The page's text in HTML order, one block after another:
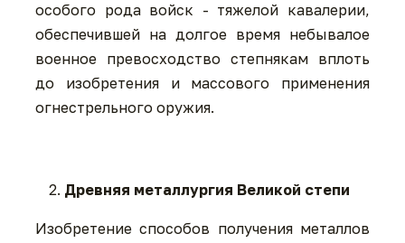
особого рода войск - тяжелой кавалерии,
обеспечившей на долгое время небывалое
военное превосходство степнякам вплоть
до изобретения и массового применения
огнестрельного оружия.
Древняя металлургия Великой степи
Изобретение способов получения металлов